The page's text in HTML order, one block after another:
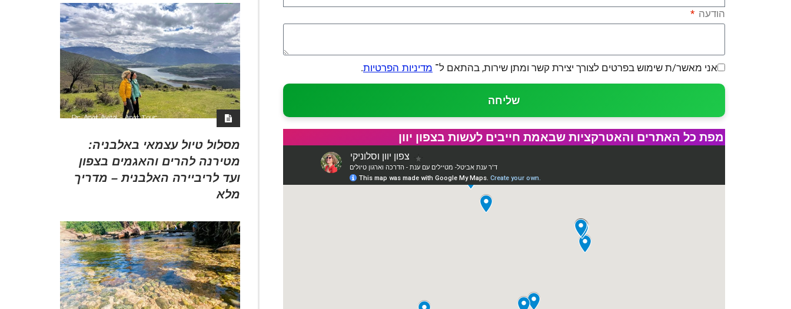
הודעה
אני מאשר/ת שימוש בפרטים לצורך יצירת קשר ומתן שירות, בהתאם ל־ מדיניות הפרטיות.
שליחה
מפת כל האתרים והאטרקציות שבאמת חייבים לעשות בצפון יוון
מסלול טיול עצמאי באלבניה:
מטירנה להרים והאגמים בצפון
ועד לריביירה האלבנית – מדריך
מלא